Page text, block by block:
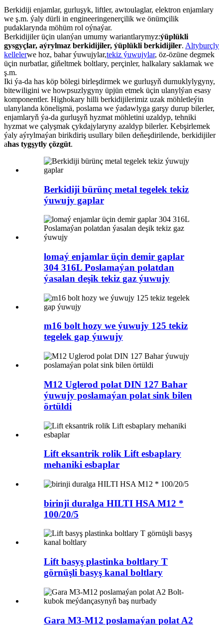
Berkidiji enjamlar, gurluşyk, liftler, awtoulaglar, elektron enjamlary
we ş.m. ýaly dürli in engineeringenerçilik we önümçilik
pudaklarynda möhüm rol oýnaýar.
Berkidijiler üçin ulanýan umumy wariantlarymyz:ýüplükli
gysgyçlar, aýrylmaz berkidijiler, ýüplükli berkidijiler. Altyburçly
kellelerwe hoz, bahar ýuwujylar,tekiz ýuwujylar, öz-özüne degmek
üçin nurbatlar, giňeltmek boltlary, perçinler, halkalary saklamak we
ş.m.
Iki ýa-da has köp bölegi birleşdirmek we gurluşyň durnuklylygyny,
bitewiligini we howpsuzlygyny üpjün etmek üçin ulanylýan esasy
komponentler. Highokary hilli berkidijilerimiz uzak möhletleýin
ulanylanda könelişmä, poslama we ýadawlyga garşy durup bilerler,
enjamlaryň ýa-da gurluşyň hyzmat möhletini uzaldyp, tehniki
hyzmat we çalyşmak çykdajylaryny azaldyp bilerler. Kebşirlemek
ýaly aýrylmaýan birikdiriş usullary bilen deňeşdirilende, berkidijiler
ahas tygşytly çözgüt.
Berkidiji bürünç metal tegelek tekiz
ýuwujy gaplar
lomaý enjamlar üçin demir gaplar
304 316L Poslamaýan polatdan
ýasalan deşik tekiz gaz ýuwujy
m16 bolt hozy we ýuwujy 125 tekiz
tegelek gap ýuwujy
M12 Uglerod polat DIN 127 Bahar
ýuwujy poslamaýan polat sink bilen
örtüldi
Lift eksantrik rolik Lift esbaplary
mehaniki esbaplar
birinji duralga HILTI HSA M12 *
100/20/5
Lift basyş plastinka boltlary T
görnüşli basyş kanal boltlary
Gara M3-M12 poslamaýan polat A2